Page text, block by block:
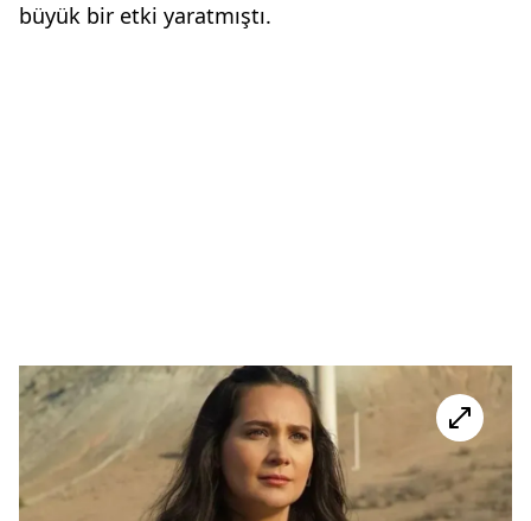
büyük bir etki yaratmıştı.